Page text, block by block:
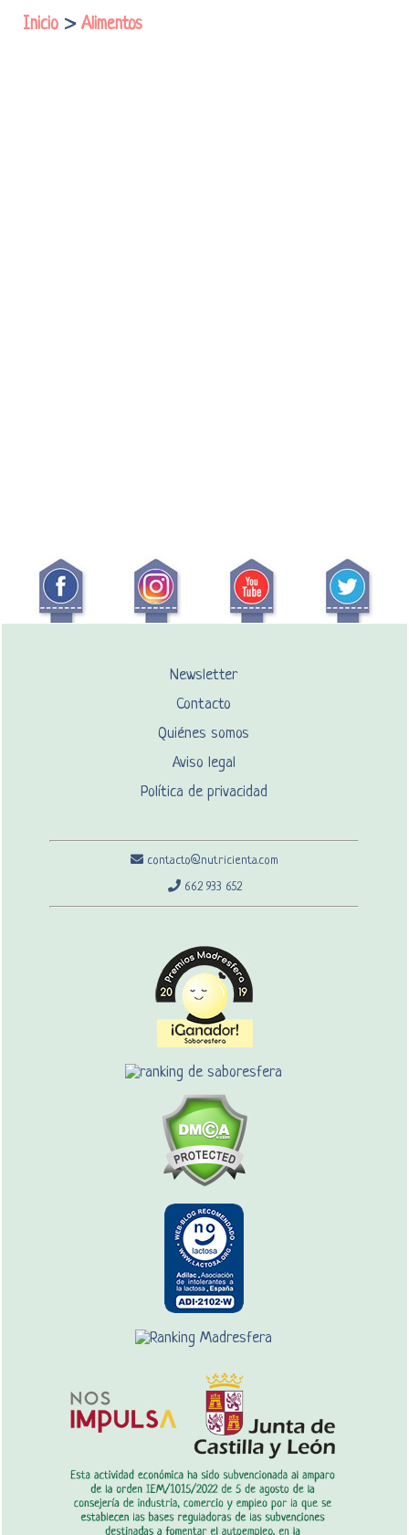
Inicio > Alimentos
Newsletter
Contacto
Quiénes somos
Aviso legal
Política de privacidad
contacto@nutricienta.com
662 933 652